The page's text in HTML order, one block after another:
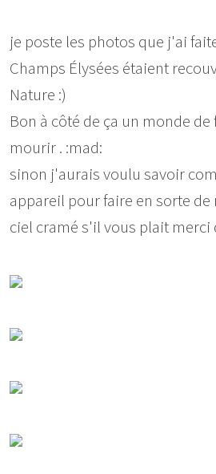
je poste les photos que j'ai
Champs Élysées étaient
Nature :)
Bon à côté de ça un monde
mourir . :mad:
sinon j'aurais voulu savoir
appareil pour faire en sorte de
ciel cramé s'il vous plait merci